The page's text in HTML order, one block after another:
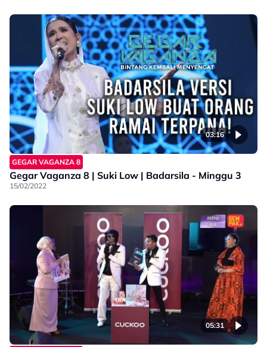
03:16
GEGAR VAGANZA 8
Gegar Vaganza 8 | Suki Low | Badarsila - Minggu 3
15/02/2022
05:31